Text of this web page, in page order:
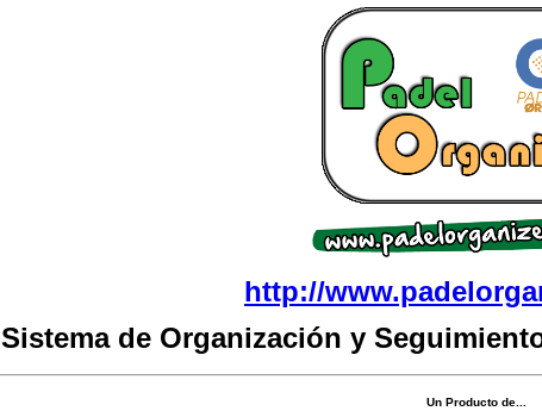
http://
Sistema de Organización y
Un Producto de...